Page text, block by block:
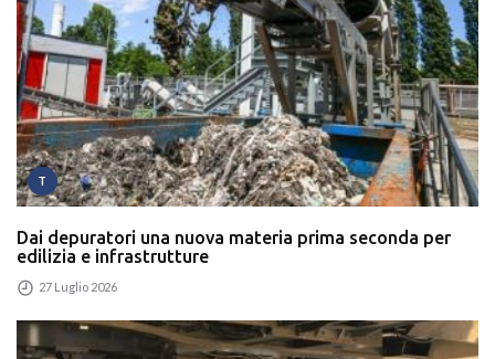
T
Dai depuratori una nuova materia prima seconda per
edilizia e infrastrutture
27 Luglio 2026